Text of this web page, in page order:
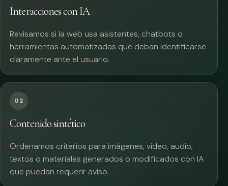
Interacciones con IA
Revisamos si la web usa asistentes, chatbots o
herramientas automatizadas que deban identificarse
claramente ante el usuario.
02
Contenido sintético
Ordenamos criterios para imágenes, vídeo, audio,
textos o materiales generados o modificados con IA
que puedan requerir aviso.